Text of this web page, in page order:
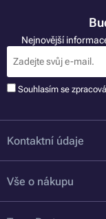
Nejnovější
Souhlasím se
Kontaktní údaje
Vše o nákupu